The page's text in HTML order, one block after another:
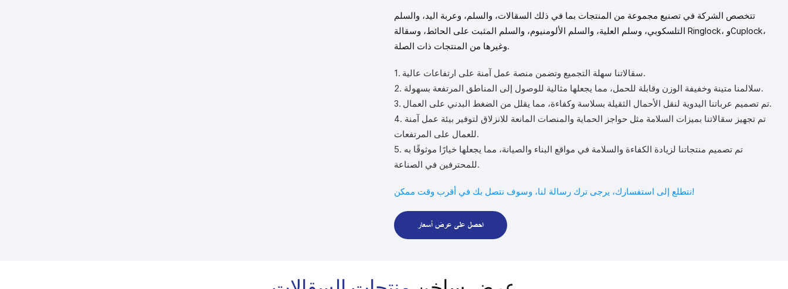
تتخصص الشركة في تصنيع مجموعة من المنتجات بما في ذلك السقالات، والسلم، وعربة اليد، والسلم
التلسكوبي، وسلم العلية، والسلم الألومنيوم، والسلم المثبت على الحائط، وسقالة Ringlock، وCuplock،
وغيرها من المنتجات ذات الصلة.
1. سقالاتنا سهلة التجميع وتضمن منصة عمل آمنة على ارتفاعات عالية.
2. سلالمنا متينة وخفيفة الوزن وقابلة للحمل، مما يجعلها مثالية للوصول إلى المناطق المرتفعة بسهولة.
3. تم تصميم عرباتنا اليدوية لنقل الأحمال الثقيلة بسلاسة وكفاءة، مما يقلل من الضغط البدني على العمال.
4. تم تجهيز سقالاتنا بميزات السلامة مثل حواجز الحماية والمنصات المانعة للانزلاق لتوفير بيئة عمل آمنة
للعمال على المرتفعات.
5. تم تصميم منتجاتنا لزيادة الكفاءة والسلامة في مواقع البناء والصيانة، مما يجعلها خيارًا موثوقًا به
للمحترفين في الصناعة.
نتطلع إلى استفسارك، يرجى ترك رسالة لنا، وسوف نتصل بك في أقرب وقت ممكن!
احصل على عرض أسعار